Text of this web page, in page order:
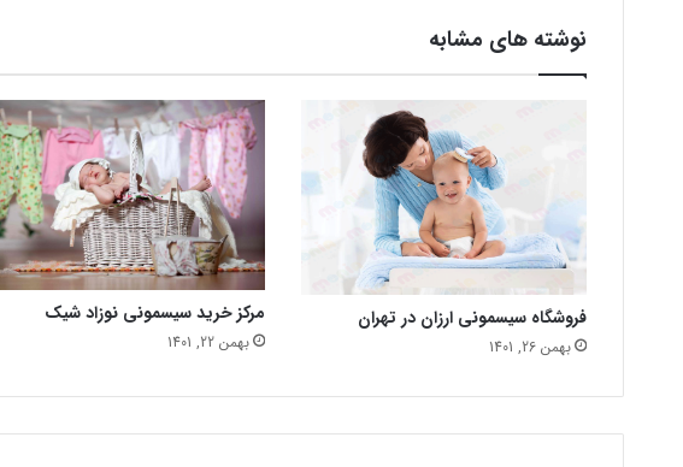
نوشته های مشابه
فروشگاه سیسمونی ارزان در تهران
بهمن 26, 1401
مرکز خرید سیسمونی نوزاد شیک
بهمن 22, 1401